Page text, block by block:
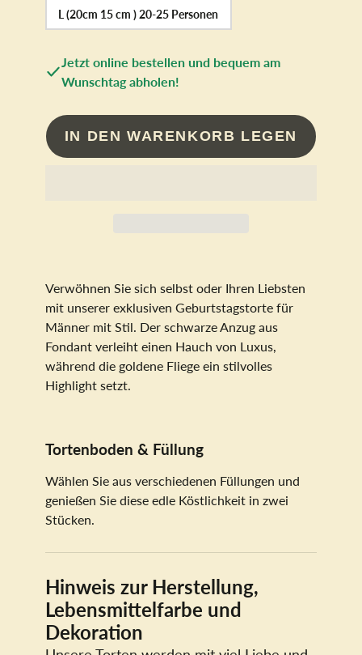
L (20cm 15 cm ) 20-25 Personen
Jetzt online bestellen und bequem am
Wunschtag abholen!
IN DEN WARENKORB LEGEN
Verwöhnen Sie sich selbst oder Ihren Liebsten
mit unserer exklusiven Geburtstagstorte für
Männer mit Stil. Der schwarze Anzug aus
Fondant verleiht einen Hauch von Luxus,
während die goldene Fliege ein stilvolles
Highlight setzt.
Tortenboden & Füllung
Wählen Sie aus verschiedenen Füllungen und
genießen Sie diese edle Köstlichkeit in zwei
Stücken.
Hinweis zur Herstellung,
Lebensmittelfarbe und
Dekoration